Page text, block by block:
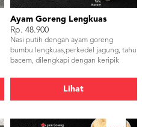
Ayam Goreng Lengkuas
Rp. 48.900
Nasi putih dengan ayam goreng
bumbu lengkuas,perkedel jagung, tahu
bacem, dilengkapi dengan keripik
Lihat